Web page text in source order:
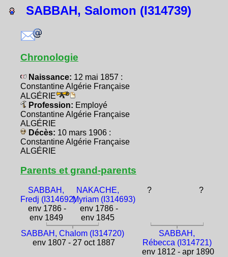
SABBAH, Salomon (I314739)
Chronologie
Naissance: 12 mai 1857 :
Constantine Algérie Française
ALGÉRIE
Profession: Employé
Constantine Algérie Française
ALGÉRIE
Décès: 10 mars 1906 :
Constantine Algérie Française
ALGÉRIE
Parents et grand-parents
SABBAH,
Fredj (I314692)
env 1786 -
env 1849
NAKACHE,
Myriam (I314693)
env 1786 -
env 1845
? ?
SABBAH, Chalom (I314720)
env 1807 - 27 oct 1887
SABBAH,
Rébecca (I314721)
env 1812 - apr 1890